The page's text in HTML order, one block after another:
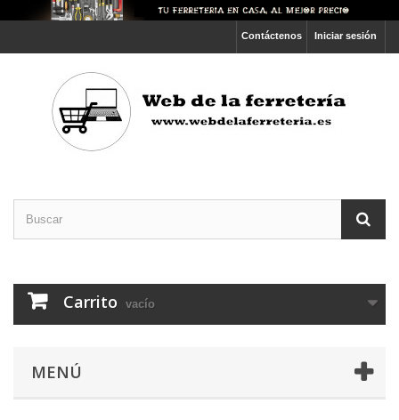
Iniciar sesión
Contáctenos
Carrito vacío
MENÚ